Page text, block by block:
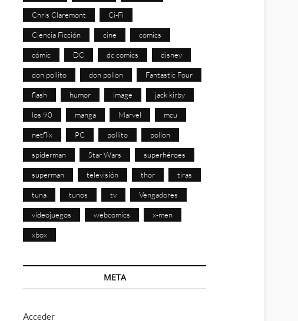
Chris Claremont Ci-Fi
Ciencia Ficción cine comics
cómic DC dc comics disney
don pollito don pollon Fantastic Four
flash humor image jack kirby
los 90 manga Marvel mcu
netflix PC pollito pollon
spiderman Star Wars superhéroes
superman televisión thor tiras
tuna tunos tv Vengadores
videojuegos webcomics x-men
xbox
META
Acceder